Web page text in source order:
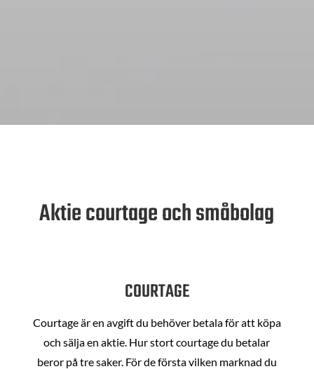
Aktie courtage och småbolag
COURTAGE
Courtage är en avgift du behöver betala för att köpa
och sälja en aktie. Hur stort courtage du betalar
beror på tre saker. För de första vilken marknad du